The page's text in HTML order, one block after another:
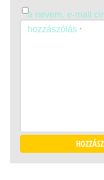
a nevem, e-mail
mentése a
hozzászólás *